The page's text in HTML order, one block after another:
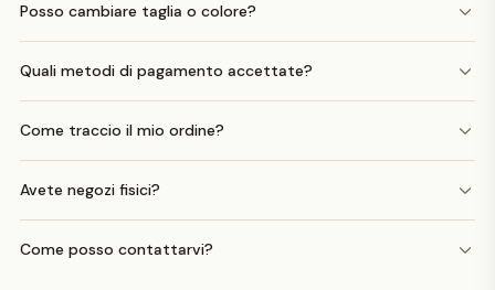
Posso cambiare taglia o colore?
Quali metodi di pagamento accettate?
Come traccio il mio ordine?
Avete negozi fisici?
Come posso contattarvi?